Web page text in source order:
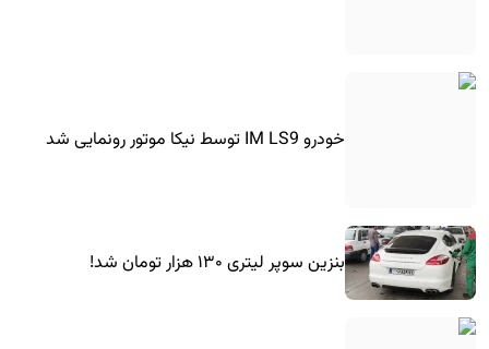
خودرو IM LS9 توسط نیکا موتور رونمایی شد
بنزین سوپر لیتری ۱۳۰ هزار تومان شد!